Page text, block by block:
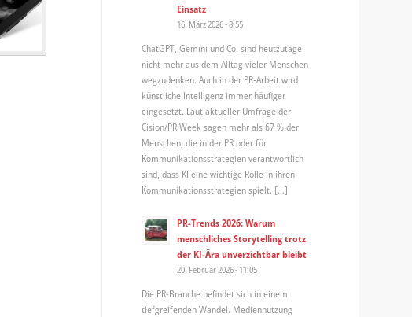
Einsatz
16. März 2026 - 8:55
ChatGPT, Gemini und Co. sind heutzutage
nicht mehr aus dem Alltag vieler Menschen
wegzudenken. Auch in der PR-Arbeit wird
künstliche Intelligenz immer häufiger
eingesetzt. Laut aktueller Umfrage der
Cision/PR Week sagen mehr als 67 % der
Menschen, die in der PR oder für
Kommunikationsstrategien verantwortlich
sind, dass KI eine wichtige Rolle in ihren
Kommunikationsstrategien spielt. […]
PR-Trends 2026: Warum
menschliches Storytelling trotz
der KI-Ära unverzichtbar bleibt
20. Februar 2026 - 11:05
Die PR-Branche befindet sich in einem
tiefgreifenden Wandel. Mediennutzung